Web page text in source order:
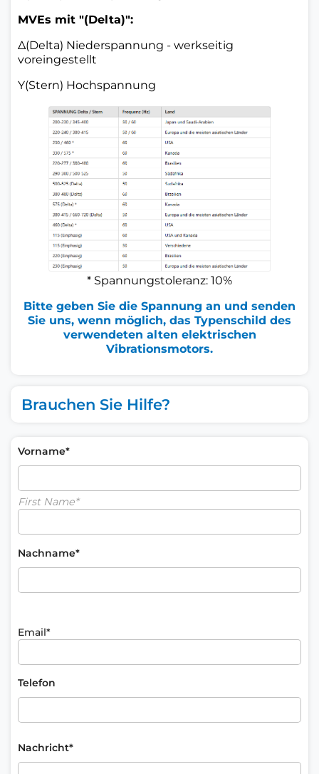
MVEs mit "(Delta)":
Δ(Delta) Niederspannung - werkseitig
voreingestellt
Y(Stern) Hochspannung
* Spannungstoleranz: 10%
Bitte geben Sie die Spannung an und senden
Sie uns, wenn möglich, das Typenschild des
verwendeten alten elektrischen
Vibrationsmotors.
Brauchen Sie Hilfe?
Vorname*
First Name*
Nachname*
Email*
Telefon
Nachricht*